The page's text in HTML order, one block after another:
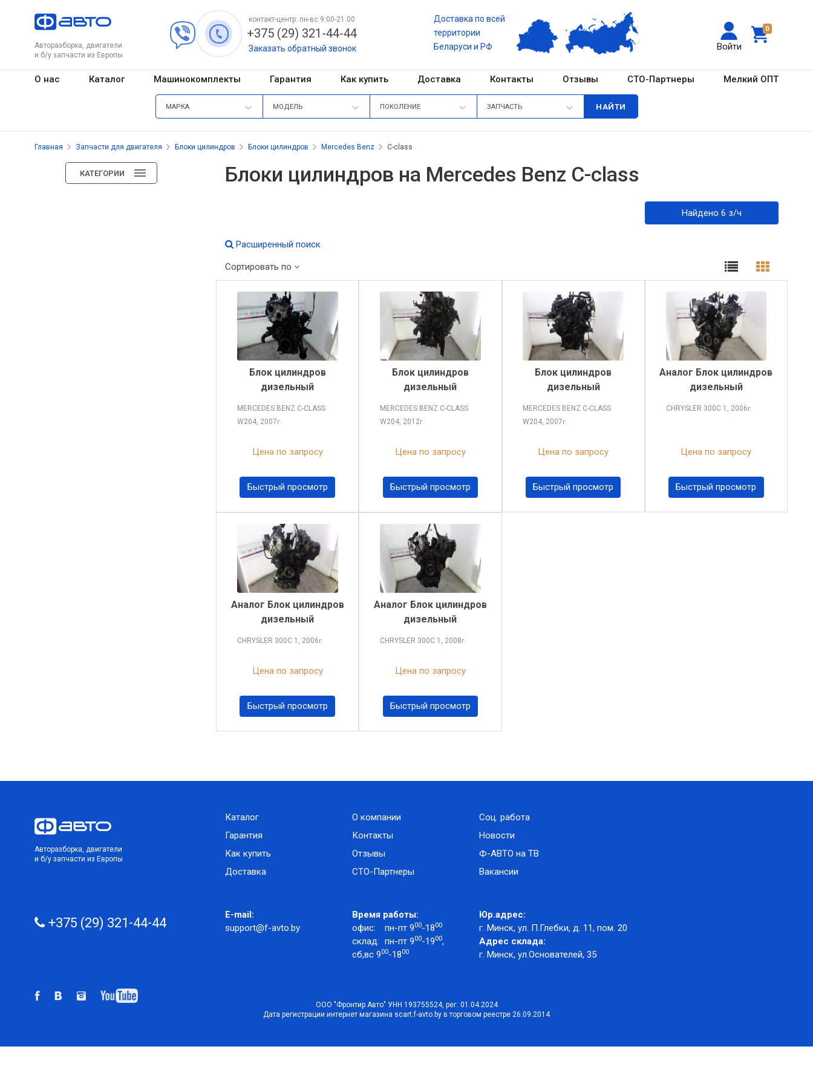
Авторазборка, двигатели
и б/у запчасти из Европы
0
Войти
контакт-центр: пн-вс 9:00-21:00
+375 (29) 321-44-44
Заказать обратный звонок
Доставка по всей
территории
Беларуси и РФ
О нас Каталог Машинокомплекты Гарантия Как купить Доставка Контакты Отзывы СТО-Партнеры Мелкий ОПТ
МАРКА МОДЕЛЬ ПОКОЛЕНИЕ ЗАПЧАСТЬ
Главная Запчасти для двигателя Блоки цилиндров Блоки цилиндров Mercedes Benz C-class
КАТЕГОРИИ Блоки цилиндров на Mercedes Benz C-class
Найдено 6 з/ч
Расширенный поиск
Сортировать по
Блок цилиндров
дизельный
MERCEDES BENZ C-CLASS
W204, 2007г.
Цена по запросу
Быстрый просмотр
Блок цилиндров
дизельный
MERCEDES BENZ C-CLASS
W204, 2012г.
Цена по запросу
Быстрый просмотр
Блок цилиндров
дизельный
MERCEDES BENZ C-CLASS
W204, 2007г.
Цена по запросу
Быстрый просмотр
Аналог Блок цилиндров
дизельный
CHRYSLER 300C 1, 2006г.
Цена по запросу
Быстрый просмотр
Аналог Блок цилиндров
дизельный
CHRYSLER 300C 1, 2006г.
Цена по запросу
Быстрый просмотр
Аналог Блок цилиндров
дизельный
CHRYSLER 300C 1, 2008г.
Цена по запросу
Быстрый просмотр
Авторазборка, двигатели
и б/у запчасти из Европы
Каталог
Гарантия
Как купить
Доставка
О компании
Контакты
Отзывы
СТО-Партнеры
Соц. работа
Новости
Ф-АВТО на ТВ
Вакансии
+375 (29) 321-44-44
E-mail:
support@f-avto.by
Время работы:
офис:
пн-пт 900-1800
склад: пн-пт 900-1900,
сб,вс 900-1800
Юр.адрес:
г. Минск, ул. П.Глебки, д. 11, пом. 20
Адрес склада:
г. Минск, ул.Основателей, 35
ООО "Фронтир Авто" УНН 193755524, рег. 01.04.2024
Дата регистрации интернет магазина scart.f-avto.by в торговом реестре 26.09.2014